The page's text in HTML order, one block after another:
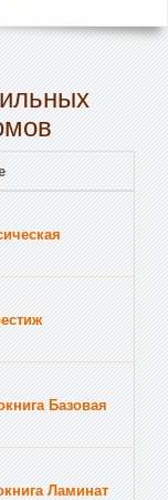
Базовая
Ламинат